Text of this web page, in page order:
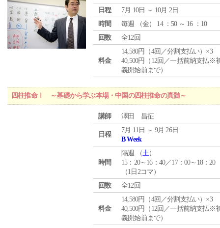
日程
7月 10日 ～ 10月 2日
時間
毎週 （金） 14 ：50 ～ 16 ：10
回数
全12回
料金
14,580円（4回／分割支払い）×3
40,500円（12回／一括前納支払※
義開始前まで）
四柱推命Ⅰ ～基礎から学ぶ本場・中国の四柱推命の真髄～
講師 澤田 昌征
日程
7月 11日 ～ 9月 26日
B Week
時間
隔週 （土）
15：20～16：40／17：00～18：20
（1日2コマ）
回数
全12回
料金
14,580円（4回／分割支払い）×3
40,500円（12回／一括前納支払※
義開始前まで）